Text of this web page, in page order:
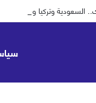
السعودية وتركيا